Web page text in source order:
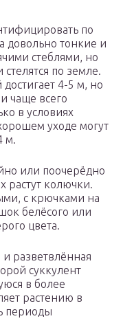
по
довольно тонкие и
стеблями, но
по земле.
4-5 м, но
чаще всего
в условиях
уходе могут
м.
или поочерёдно
растут колючки.
с крючками на
белёсого или
цвета.
разветвлённая
суккулент
в более
растению в
периоды